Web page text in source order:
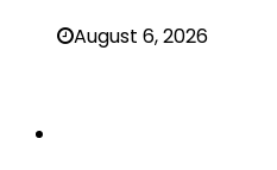
August 6, 2026